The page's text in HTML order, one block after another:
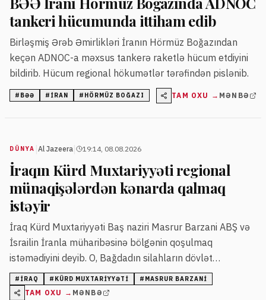
tankeri hücumunda ittiham edib
Birləşmiş Ərəb Əmirlikləri İranın Hörmüz Boğazından
keçən ADNOC-a məxsus tankerə raketlə hücum etdiyini
bildirib. Hücum regional hökumətlər tərəfindən pislənib.
# BƏƏ # İRAN # HÖRMÜZ BOĞAZI TAM OXU → MƏNBƏ
DÜNYA Al Jazeera 19:14, 08.08.2026
İraqın Kürd Muxtariyyəti regional
münaqişələrdən kənarda qalmaq
istəyir
İraq Kürd Muxtariyyəti Baş naziri Masrur Barzani ABŞ və
İsrailin İranla müharibəsinə bölgənin qoşulmaq
istəmədiyini deyib. O, Bağdadın silahların dövlət
nəzarətinə verilməsi təşəbbüsünü dəstəklədiyini bildirib.
# İRAQ # KÜRD MUXTARIYYƏTI # MASRUR BARZANI
TAM OXU → MƏNBƏ